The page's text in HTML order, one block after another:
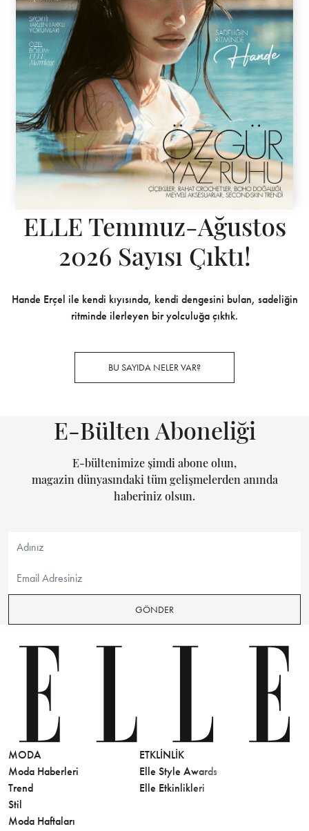
ELLE Temmuz-Ağustos
2026 Sayısı Çıktı!
Hande Erçel ile kendi kıyısında, kendi dengesini bulan, sadeliğin
ritminde ilerleyen bir yolculuğa çıktık.
BU SAYIDA NELER VAR?
E-Bülten Aboneliği
E-bültenimize şimdi abone olun,
magazin dünyasındaki tüm gelişmelerden anında
haberiniz olsun.
GÖNDER
MODA
Moda Haberleri
Trend
Stil
Moda Haftaları
ETKLINLIK
Elle Style Awards
Elle Etkinlikleri